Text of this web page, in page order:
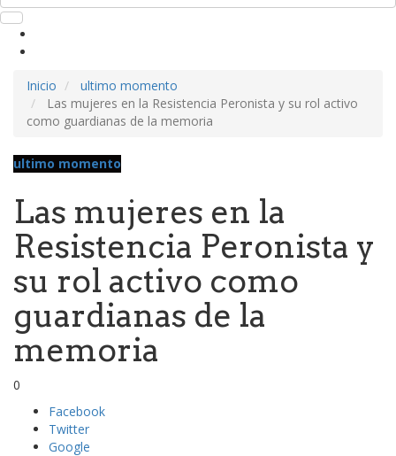
Inicio
ultimo momento
Las mujeres en la Resistencia Peronista y su rol activo
como guardianas de la memoria
ultimo momento
Las mujeres en la
Resistencia Peronista y
su rol activo como
guardianas de la
memoria
0
Facebook
Twitter
Google